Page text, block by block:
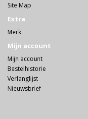
Site Map
Extra
Merk
Mijn account
Mijn account
Bestelhistorie
Verlanglijst
Nieuwsbrief